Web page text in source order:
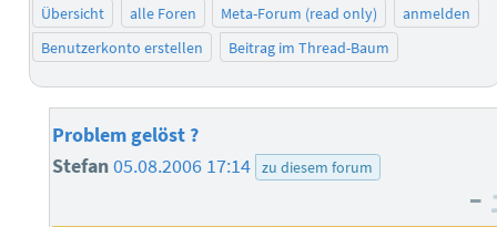
Übersicht alle Foren Meta-Forum (read only)
anmelden
Benutzerkonto erstellen
Beitrag im Thread-Baum
Problem gelöst ?
Stefan05.08.2006 17:14 zu diesem forum
–